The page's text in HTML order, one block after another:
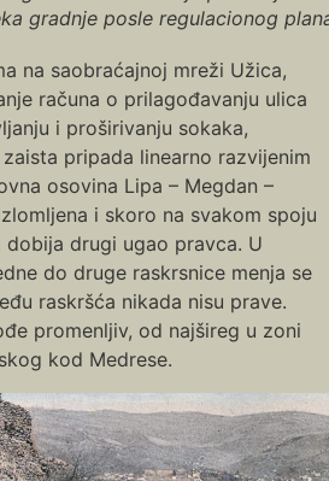
gradnje posle regulacionog
na saobraćajnoj mreži Užica,
računa o prilagođavanju ulica
i proširivanju sokaka,
pripada linearno razvijenim
osovina Lipa – Megdan –
i skoro na svakom spoju
dobija drugi ugao pravca. U
do druge raskrsnice menja se
raskršća nikada nisu prave.
promenljiv, od najšireg u zoni
kod Medrese.